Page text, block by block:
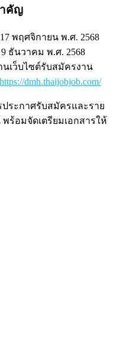
ำคัญ
พฤศจิกายน พ.ศ. 2568
ธันวาคม พ.ศ. 2568
นเว็บไซต์รับสมัครงาน
https://dmh.thaijobjob.com/
ระกาศรับสมัครและราย
ร้อมจัดเตรียมเอกสารให้